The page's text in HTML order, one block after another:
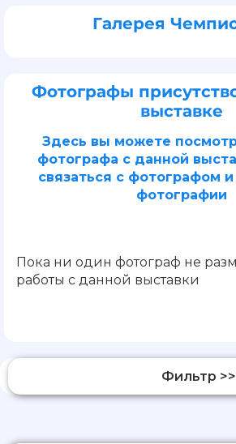
Галерея
Фотографы
выставке
Здесь вы можете
фотографа с данной
связаться с фотографом
фотографии
Пока ни один фотограф не
работы с данной выставки
Фильтр